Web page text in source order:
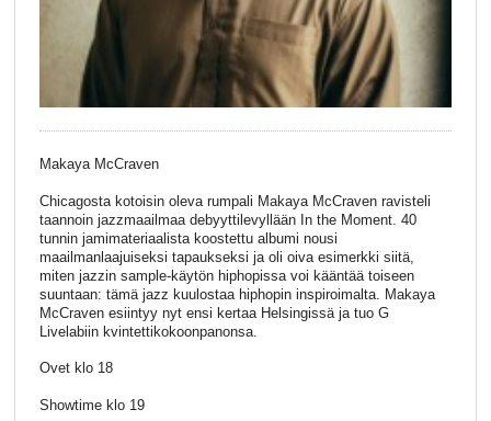
Makaya McCraven
Chicagosta kotoisin oleva rumpali Makaya McCraven ravisteli
taannoin jazzmaailmaa debyyttilevyllään In the Moment. 40
tunnin jamimateriaalista koostettu albumi nousi
maailmanlaajuiseksi tapaukseksi ja oli oiva esimerkki siitä,
miten jazzin sample-käytön hiphopissa voi kääntää toiseen
suuntaan: tämä jazz kuulostaa hiphopin inspiroimalta. Makaya
McCraven esiintyy nyt ensi kertaa Helsingissä ja tuo G
Livelabiin kvintettikokoonpanonsa.
Ovet klo 18
Showtime klo 19